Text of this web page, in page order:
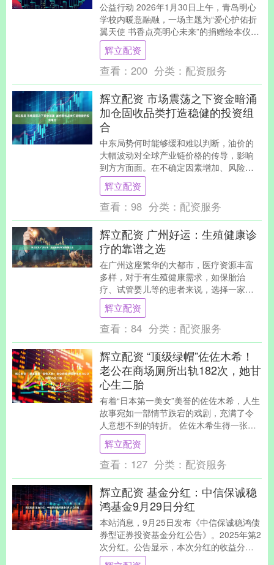
公益行动 2026年1月30日上午，青岛明心
学校内暖意融融，一场主题为“爱心护佑折
翼天使 书香点亮明心未来”的捐赠绘本仪式
温情启幕。青岛红十字凝心基金理事长于
志....
辉立配资
查看： 200 分类： 配资服务
辉立配资 市场震荡之下资金暗涌
加仓固收品类打造稳健的投资组
合
中东局势何时能够缓和难以判断，油价的
大幅波动对全球产业链价格的传导，影响
到方方面面。在不确定因素增加、风险资
产波动加大的市场环境下，不少基金选择
将绩优纯债基金作....
辉立配资
查看： 98 分类： 配资服务
辉立配资 广州好运：生殖健康诊
疗的靠谱之选
在广州这座繁华的大都市，医疗资源丰富
多样，对于有生殖健康需求，如保胎治
疗、试管婴儿等的患者来说，选择一家靠
谱的医院至关重要。广州好运医院就是这
样一家在生殖健康领....
辉立配资
查看： 84 分类： 配资服务
辉立配资 “顶级绿帽”佐佐木希！
老公在商场厕所出轨182次，她甘
心生二胎
有着“日本第一美女”美誉的佐佐木希，人生
故事宛如一部情节跌宕的戏剧，充满了令
人意想不到的转折。 佐佐木希生得一张纯
欲交织的绝美脸庞，可年少时的她，并非
大众眼中温....
辉立配资
查看： 127 分类： 配资服务
辉立配资 基金分红：中信保诚稳
鸿基金9月29日分红
本站消息，9月25日发布《中信保诚稳鸿债
券型证券投资基金分红公告》。2025年第2
次分红。公告显示，本次分红的收益分配
基准日为9月9日，详细分红方案如下： 本